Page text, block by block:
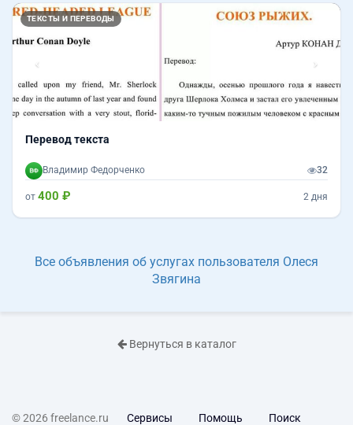
ТЕКСТЫ И ПЕРЕВОДЫ
Назад
Перевод текста
Владимир Федорченко 32
от 400 ₽ 2 дня
Все объявления об услугах пользователя Олеся
Звягина
Вернуться в каталог
© 2026 freelance.ru Сервисы Помощь Поиск